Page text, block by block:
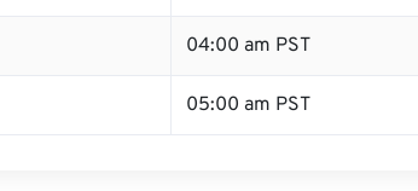
04:00 am PST
05:00 am PST